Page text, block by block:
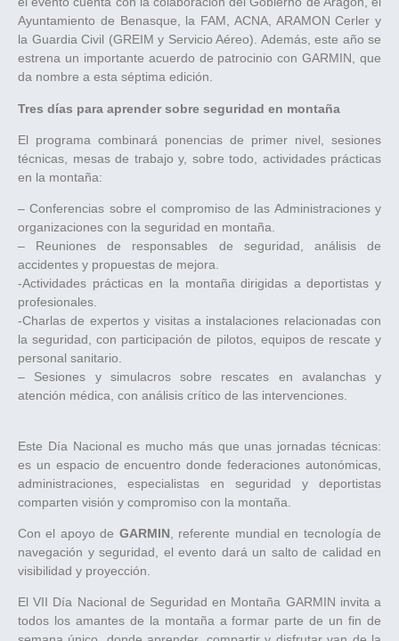
Ayuntamiento de Benasque, la FAM, ACNA, ARAMON Cerler y
la Guardia Civil (GREIM y Servicio Aéreo). Además, este año se
estrena un importante acuerdo de patrocinio con GARMIN, que
da nombre a esta séptima edición.
Tres días para aprender sobre seguridad en montaña
El programa combinará ponencias de primer nivel, sesiones
técnicas, mesas de trabajo y, sobre todo, actividades prácticas
en la montaña:
– Conferencias sobre el compromiso de las Administraciones y
organizaciones con la seguridad en montaña.
– Reuniones de responsables de seguridad, análisis de
accidentes y propuestas de mejora.
-Actividades prácticas en la montaña dirigidas a deportistas y
profesionales.
-Charlas de expertos y visitas a instalaciones relacionadas con
la seguridad, con participación de pilotos, equipos de rescate y
personal sanitario.
– Sesiones y simulacros sobre rescates en avalanchas y
atención médica, con análisis crítico de las intervenciones.
Este Día Nacional es mucho más que unas jornadas técnicas:
es un espacio de encuentro donde federaciones autonómicas,
administraciones, especialistas en seguridad y deportistas
comparten visión y compromiso con la montaña.
Con el apoyo de GARMIN , referente mundial en tecnología de
navegación y seguridad, el evento dará un salto de calidad en
visibilidad y proyección.
El VII Día Nacional de Seguridad en Montaña GARMIN invita a
todos los amantes de la montaña a formar parte de un fin de